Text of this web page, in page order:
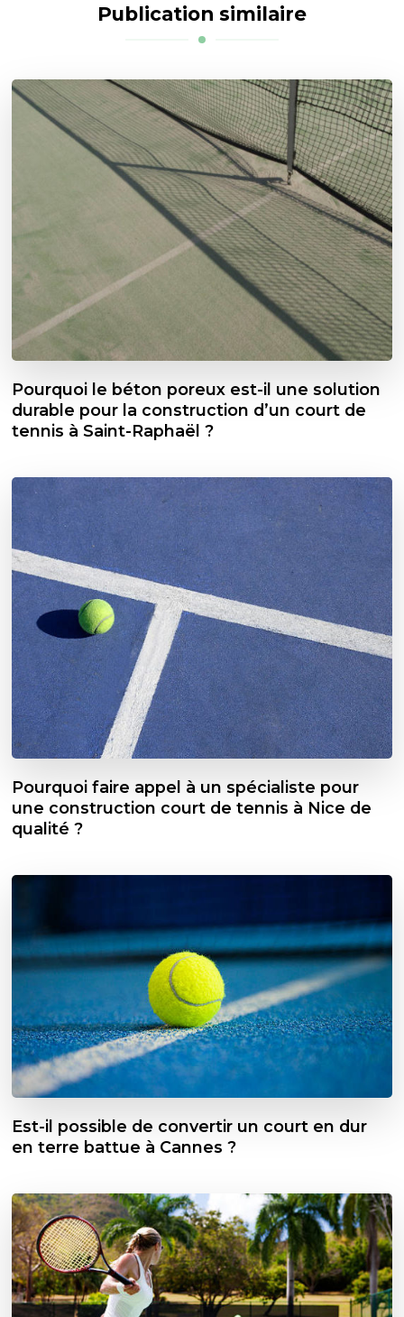
Publication similaire
Pourquoi le béton poreux est-il une solution
durable pour la construction d’un court de
tennis à Saint-Raphaël ?
Pourquoi faire appel à un spécialiste pour
une construction court de tennis à Nice de
qualité ?
Est-il possible de convertir un court en dur
en terre battue à Cannes ?